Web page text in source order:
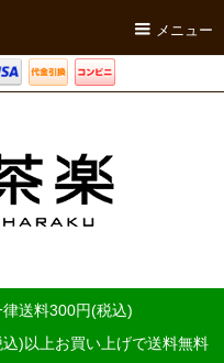
メニュー
送料300円(税込)
)以上お買い上げで送料無料